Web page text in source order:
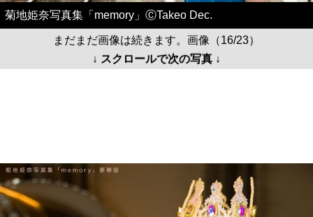
菊地姫奈写真集「memory」ⒸTakeo Dec.
まだまだ画像は続きます。画像（16/23）
↓ スクロールで次の写真 ↓